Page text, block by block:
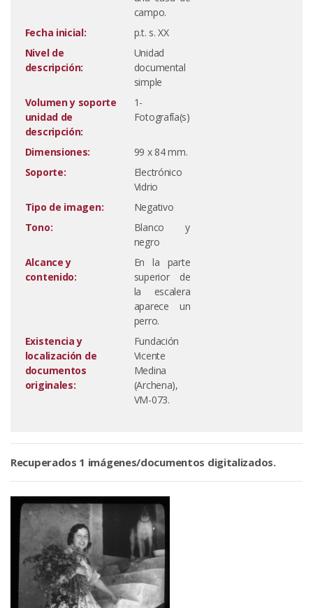
campo.
Fecha inicial:
p.t. s. XX
Nivel de
descripción:
Unidad
documental
simple
Volumen y soporte
unidad de
descripción:
1-
Fotografía(s)
Dimensiones:
99 x 84 mm.
Soporte:
Electrónico
Vidrio
Tipo de imagen:
Negativo
Tono:
Blanco y
negro
Alcance y
contenido:
En la parte
superior de
la escalera
aparece un
perro.
Existencia y
localización de
documentos
originales:
Fundación
Vicente
Medina
(Archena),
VM-073.
Recuperados 1 imágenes/documentos digitalizados.